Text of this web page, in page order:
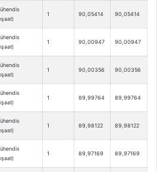
1 90,05414 90,05414
1 90,00947 90,00947
1 90,00356 90,00356
1 89,99764 89,99764
1 89,98122 89,98122
1 89,97169 89,97169